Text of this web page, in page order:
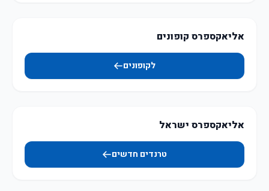
אליאקספרס קופונים
לקופונים
אליאקספרס ישראל
טרנדים חדשים